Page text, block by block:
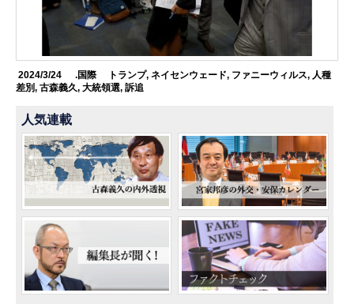
2024/3/24 .国際 トランプ, ネイセンウェード, ファニーウィルス, 人種
差別,古森義久,大統領選,訴追
人気連載